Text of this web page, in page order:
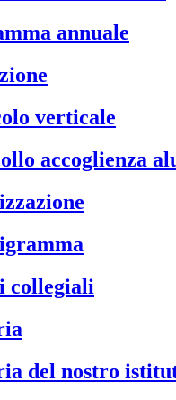
annuale
verticale
accoglienza
collegiali
del nostro